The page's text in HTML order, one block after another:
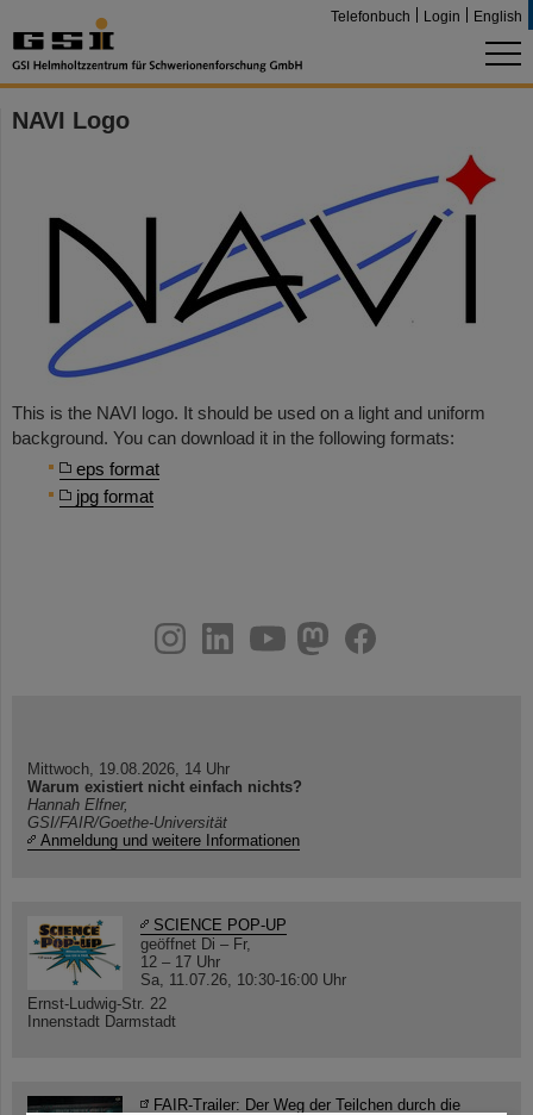
Telefonbuch Login English
NAVI Logo
This is the NAVI logo. It should be used on a light and uniform
background. You can download it in the following formats:
eps format
jpg format
youtube
helmholtz.social
facebook
Mittwoch, 19.08.2026, 14 Uhr
Warum existiert nicht einfach nichts?
Hannah Elfner,
GSI/FAIR/Goethe-Universität
Anmeldung und weitere Informationen
SCIENCE POP-UP
geöffnet Di – Fr,
12 – 17 Uhr
Sa, 11.07.26, 10:30-16:00 Uhr
Ernst-Ludwig-Str. 22
Innenstadt Darmstadt
FAIR-Trailer: Der Weg der Teilchen durch die